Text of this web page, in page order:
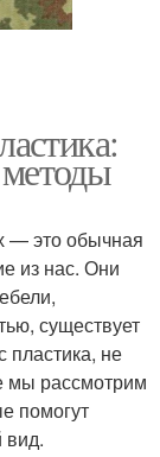
— это обычная
из нас. Они
существует
пластика, не
мы рассмотрим
помогут
вид.